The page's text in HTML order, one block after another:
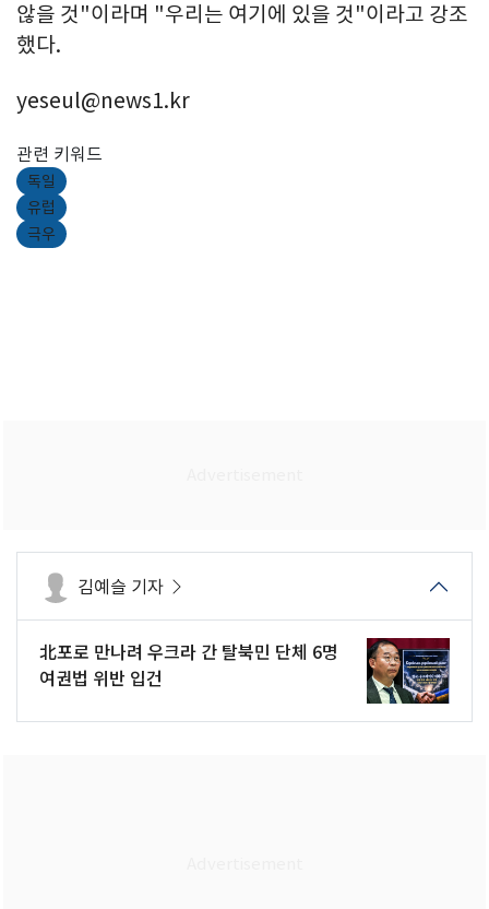
않을 것"이라며 "우리는 여기에 있을 것"이라고 강조
했다.
yeseul@news1.kr
관련 키워드
독일
유럽
극우
김예슬 기자
北포로 만나려 우크라 간 탈북민 단체 6명
여권법 위반 입건